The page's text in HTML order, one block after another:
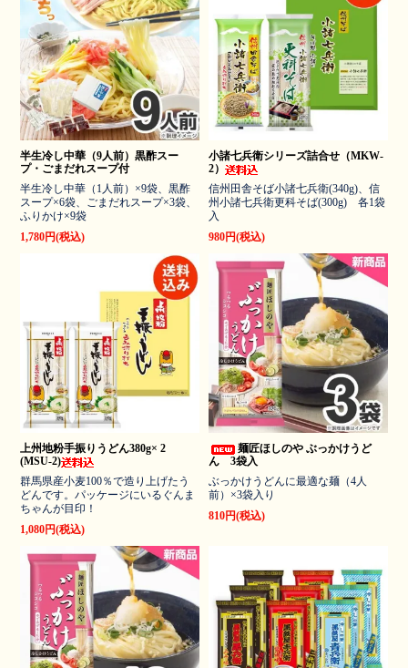
半生冷し中華（9人前）黒酢スー
プ・ごまだれスープ付
半生冷し中華（1人前）×9袋、黒酢
スープ×6袋、ごまだれスープ×3袋、
ふりかけ×9袋
1,780円(税込)
小諸七兵衛シリーズ詰合せ（MKW-
2）
信州田舎そば小諸七兵衛(340g)、信
州小諸七兵衛更科そば(300g) 各1袋
入
980円(税込)
上州地粉手振りうどん380g× 2
(MSU-2)
群馬県産小麦100％で造り上げたう
どんです。パッケージにいるぐんま
ちゃんが目印！
1,080円(税込)
麺匠ほしのや ぶっかけうど
ん 3袋入
ぶっかけうどんに最適な麺（4人
前）×3袋入り
810円(税込)